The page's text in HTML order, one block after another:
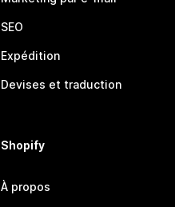
SEO
Expédition
Devises et traduction
Shopify
À propos